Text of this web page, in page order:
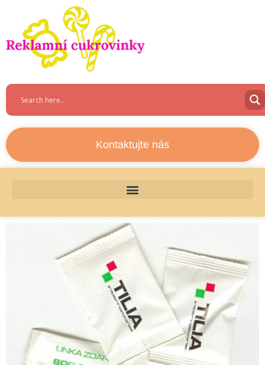
Kontaktujte nás